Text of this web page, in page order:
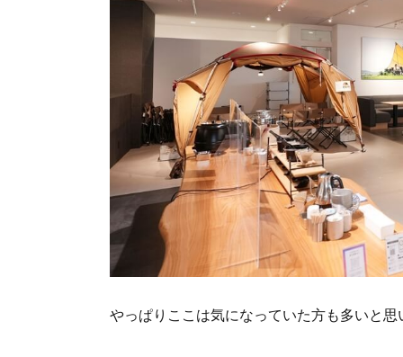
やっぱりここは気になっていた方も多いと思